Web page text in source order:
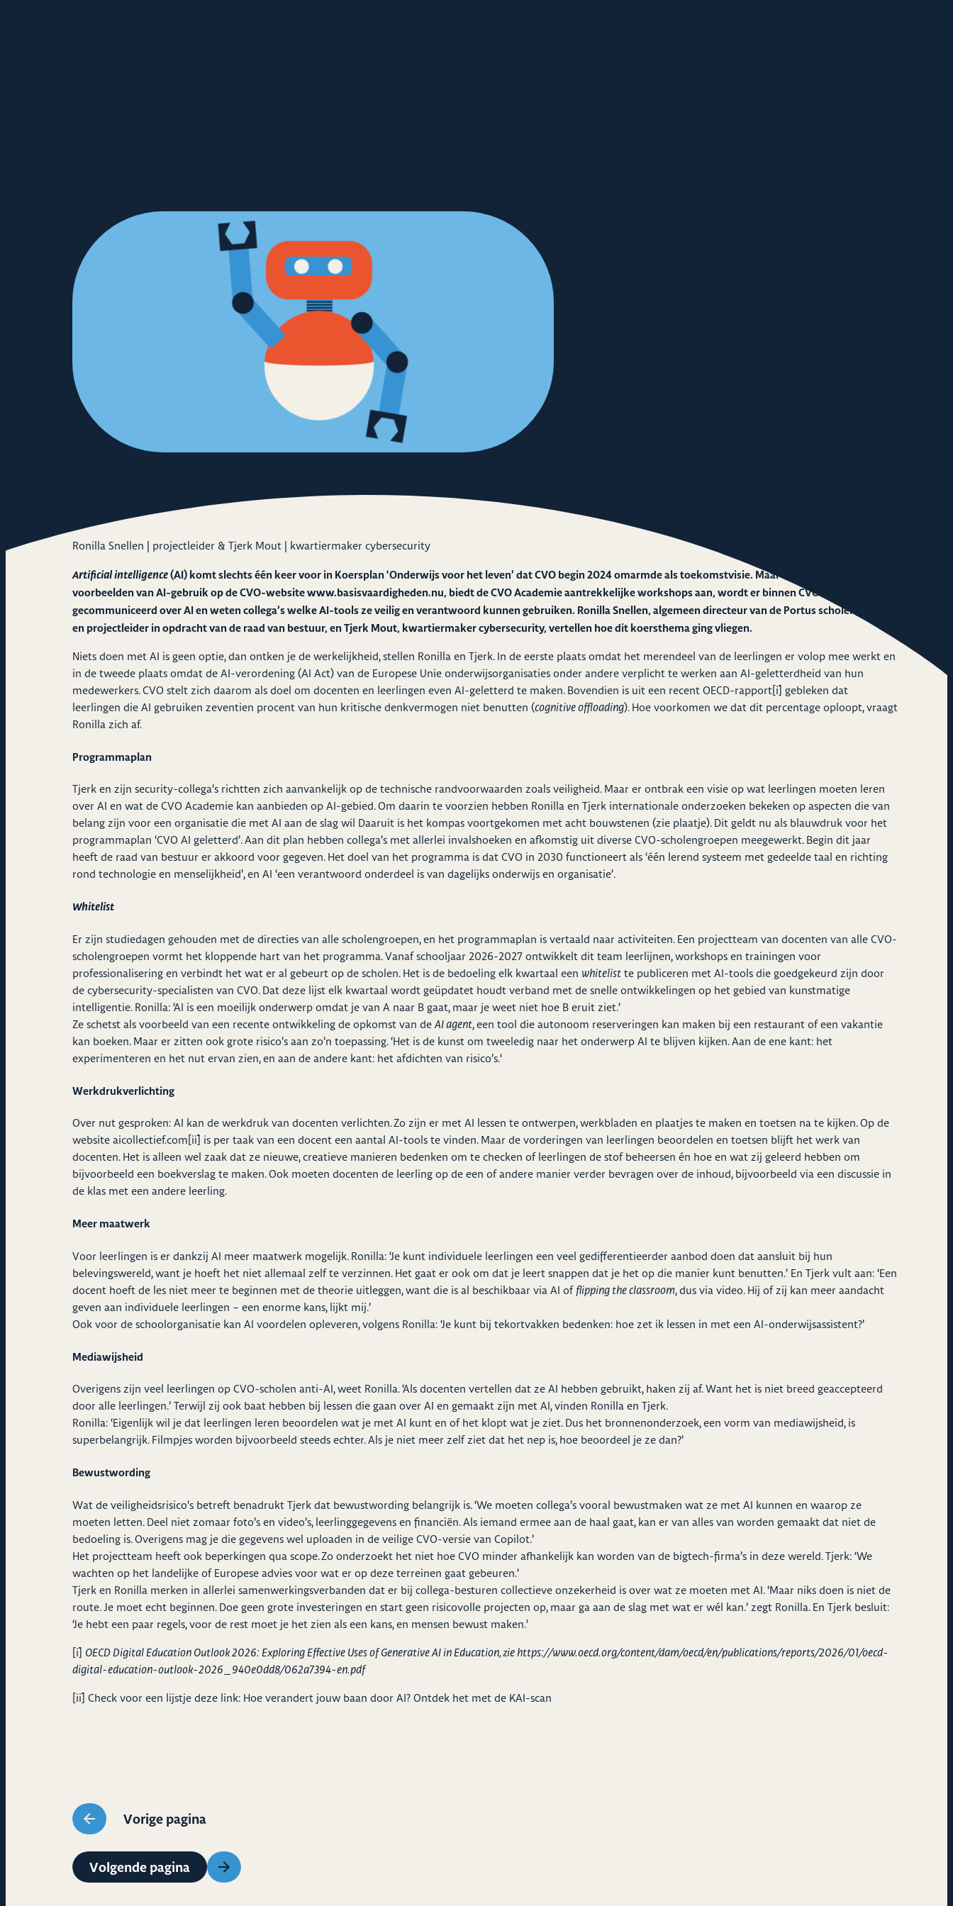
Ronilla Snellen | projectleider & Tjerk Mout | kwartiermaker cybersecurity
Artificial intelligence(AI) komt slechts één keer voor in Koersplan ‘Onderwijs voor het leven’ dat CVO begin 2024 omarmde als toekomstvisie. Maar inmiddels staan er veel
voorbeelden van AI-gebruik op de CVO-websitewww.basisvaardigheden.nu, biedt de CVO Academie aantrekkelijke workshops aan, wordt er binnen CVO enthousiast
gecommuniceerd over AI en weten collega’s welke AI-tools ze veilig en verantwoord kunnen gebruiken. Ronilla Snellen, algemeen directeur van de Portus scholengroep
en projectleider in opdracht van de raad van bestuur, en Tjerk Mout, kwartiermaker cybersecurity, vertellen hoe dit koersthema ging vliegen.
Niets doen met AI is geen optie, dan ontken je de werkelijkheid, stellen Ronilla en Tjerk. In de eerste plaats omdat het merendeel van de leerlingen er volop mee werkt en
in de tweede plaats omdat de AI-verordening (AI Act) van de Europese Unie onderwijsorganisaties onder andere verplicht te werken aan AI-geletterdheid van hun
medewerkers. CVO stelt zich daarom als doel om docenten en leerlingen even AI-geletterd te maken. Bovendien is uit een recent OECD-rapport[i] gebleken dat
leerlingen die AI gebruiken zeventien procent van hun kritische denkvermogen niet benutten (cognitive offloading). Hoe voorkomen we dat dit percentage oploopt, vraagt
Ronilla zich af.
Programmaplan
Tjerk en zijn security-collega’s richtten zich aanvankelijk op de technische randvoorwaarden zoals veiligheid. Maar er ontbrak een visie op wat leerlingen moeten leren
over AI en wat de CVO Academie kan aanbieden op AI-gebied. Om daarin te voorzien hebben Ronilla en Tjerk internationale onderzoeken bekeken op aspecten die van
belang zijn voor een organisatie die met AI aan de slag wil Daaruit is het kompas voortgekomen met acht bouwstenen (zie plaatje). Dit geldt nu als blauwdruk voor het
programmaplan ‘CVO AI geletterd’. Aan dit plan hebben collega’s met allerlei invalshoeken en afkomstig uit diverse CVO-scholengroepen meegewerkt. Begin dit jaar
heeft de raad van bestuur er akkoord voor gegeven. Het doel van het programma is dat CVO in 2030 functioneert als ‘één lerend systeem met gedeelde taal en richting
rond technologie en menselijkheid’, en AI ‘een verantwoord onderdeel is van dagelijks onderwijs en organisatie’.
Whitelist
Er zijn studiedagen gehouden met de directies van alle scholengroepen, en het programmaplan is vertaald naar activiteiten. Een projectteam van docenten van alle CVO-
scholengroepen vormt het kloppende hart van het programma. Vanaf schooljaar 2026-2027 ontwikkelt dit team leerlijnen, workshops en trainingen voor
professionalisering en verbindt het wat er al gebeurt op de scholen. Het is de bedoeling elk kwartaal een whitelist te publiceren met AI-tools die goedgekeurd zijn door
de cybersecurity-specialisten van CVO. Dat deze lijst elk kwartaal wordt geüpdatet houdt verband met de snelle ontwikkelingen op het gebied van kunstmatige
intelligentie. Ronilla: ‘AI is een moeilijk onderwerp omdat je van A naar B gaat, maar je weet niet hoe B eruit ziet.’
Ze schetst als voorbeeld van een recente ontwikkeling de opkomst van de AI agent, een tool die autonoom reserveringen kan maken bij een restaurant of een vakantie
kan boeken. Maar er zitten ook grote risico’s aan zo’n toepassing. ‘Het is de kunst om tweeledig naar het onderwerp AI te blijven kijken. Aan de ene kant: het
experimenteren en het nut ervan zien, en aan de andere kant: het afdichten van risico’s.‘
Werkdrukverlichting
Over nut gesproken: AI kan de werkdruk van docenten verlichten. Zo zijn er met AI lessen te ontwerpen, werkbladen en plaatjes te maken en toetsen na te kijken. Op de
website aicollectief.com[ii] is per taak van een docent een aantal AI-tools te vinden. Maar de vorderingen van leerlingen beoordelen en toetsen blijft het werk van
docenten. Het is alleen wel zaak dat ze nieuwe, creatieve manieren bedenken om te checken of leerlingen de stof beheersen én hoe en wat zij geleerd hebben om
bijvoorbeeld een boekverslag te maken. Ook moeten docenten de leerling op de een of andere manier verder bevragen over de inhoud, bijvoorbeeld via een discussie in
de klas met een andere leerling.
Meer maatwerk
Voor leerlingen is er dankzij AI meer maatwerk mogelijk. Ronilla: ‘Je kunt individuele leerlingen een veel gedifferentieerder aanbod doen dat aansluit bij hun
belevingswereld, want je hoeft het niet allemaal zelf te verzinnen. Het gaat er ook om dat je leert snappen dat je het op die manier kunt benutten.’ En Tjerk vult aan: ‘Een
docent hoeft de les niet meer te beginnen met de theorie uitleggen, want die is al beschikbaar via AI of flipping the classroom, dus via video. Hij of zij kan meer aandacht
geven aan individuele leerlingen – een enorme kans, lijkt mij.’
Ook voor de schoolorganisatie kan AI voordelen opleveren, volgens Ronilla: ‘Je kunt bij tekortvakken bedenken: hoe zet ik lessen in met een AI-onderwijsassistent?’
Mediawijsheid
Overigens zijn veel leerlingen op CVO-scholen anti-AI, weet Ronilla. ‘Als docenten vertellen dat ze AI hebben gebruikt, haken zij af. Want het is niet breed geaccepteerd
door alle leerlingen.’ Terwijl zij ook baat hebben bij lessen die gaan over AI en gemaakt zijn met AI, vinden Ronilla en Tjerk.
Ronilla: ‘Eigenlijk wil je dat leerlingen leren beoordelen wat je met AI kunt en of het klopt wat je ziet. Dus het bronnenonderzoek, een vorm van mediawijsheid, is
superbelangrijk. Filmpjes worden bijvoorbeeld steeds echter. Als je niet meer zelf ziet dat het nep is, hoe beoordeel je ze dan?’
Bewustwording
Wat de veiligheidsrisico’s betreft benadrukt Tjerk dat bewustwording belangrijk is. ‘We moeten collega’s vooral bewustmaken wat ze met AI kunnen en waarop ze
moeten letten. Deel niet zomaar foto’s en video’s, leerlinggegevens en financiën. Als iemand ermee aan de haal gaat, kan er van alles van worden gemaakt dat niet de
bedoeling is. Overigens mag je die gegevens wel uploaden in de veilige CVO-versie van Copilot.’
Het projectteam heeft ook beperkingen qua scope. Zo onderzoekt het niet hoe CVO minder afhankelijk kan worden van de bigtech-firma’s in deze wereld. Tjerk: ‘We
wachten op het landelijke of Europese advies voor wat er op deze terreinen gaat gebeuren.’
Tjerk en Ronilla merken in allerlei samenwerkingsverbanden dat er bij collega-besturen collectieve onzekerheid is over wat ze moeten met AI. ‘Maar niks doen is niet de
route. Je moet echt beginnen. Doe geen grote investeringen en start geen risicovolle projecten op, maar ga aan de slag met wat er wél kan.’ zegt Ronilla. En Tjerk besluit:
‘Je hebt een paar regels, voor de rest moet je het zien als een kans, en mensen bewust maken.’
[i] OECD Digital Education Outlook 2026: Exploring Effective Uses of Generative AI in Education, zie https://www.oecd.org/content/dam/oecd/en/publications/reports/2026/01/oecd-
digital-education-outlook-2026_940e0dd8/062a7394-en.pdf
[ii] Check voor een lijstje deze link: Hoe verandert jouw baan door AI? Ontdek het met de KAI-scan
Vorige pagina
Volgende pagina